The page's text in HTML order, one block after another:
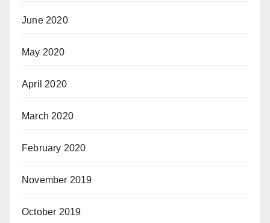
June 2020
May 2020
April 2020
March 2020
February 2020
November 2019
October 2019